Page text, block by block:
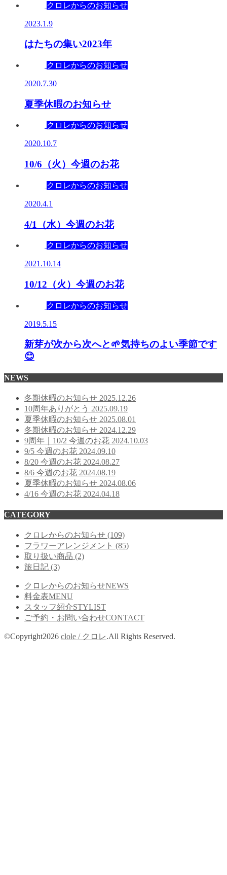
クロレからのお知らせ
2023.1.9
はたちの集い2023年
クロレからのお知らせ
2020.7.30
夏季休暇のお知らせ
クロレからのお知らせ
2020.10.7
10/6（火）今週のお花
クロレからのお知らせ
2020.4.1
4/1（水）今週のお花
クロレからのお知らせ
2021.10.14
10/12（火）今週のお花
クロレからのお知らせ
2019.5.15
新芽が次から次へと🌱気持ちのよい季節です
😊
NEWS
冬期休暇のお知らせ 2025.12.26
10周年ありがとう 2025.09.19
夏季休暇のお知らせ 2025.08.01
冬期休暇のお知らせ 2024.12.29
9周年｜10/2 今週のお花 2024.10.03
9/5 今週のお花 2024.09.10
8/20 今週のお花 2024.08.27
8/6 今週のお花 2024.08.19
夏季休暇のお知らせ 2024.08.06
4/16 今週のお花 2024.04.18
CATEGORY
クロレからのお知らせ (109)
フラワーアレンジメント (85)
取り扱い商品 (2)
旅日記 (3)
クロレからのお知らせNEWS
料金表MENU
スタッフ紹介STYLIST
ご予約・お問い合わせCONTACT
©Copyright2026 clole / クロレ.All Rights Reserved.